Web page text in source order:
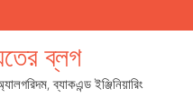
ব্লগ
ব্যাকএন্ড ইঞ্জিনিয়ারিং